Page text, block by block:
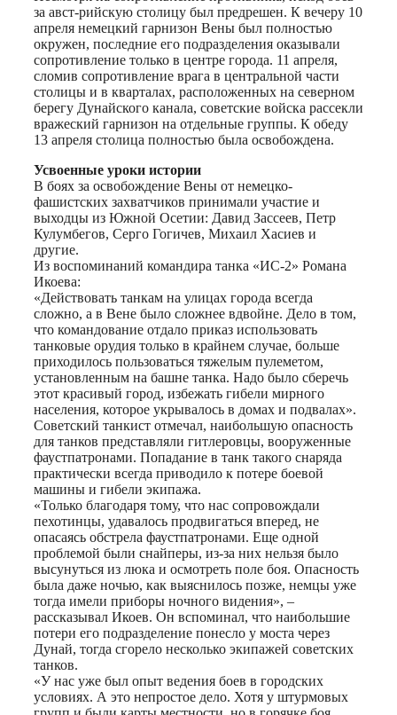
за авст-рийскую столицу был предрешен. К вечеру 10
апреля немецкий гарнизон Вены был полностью
окружен, последние его подразделения оказывали
сопротивление только в центре города. 11 апреля,
сломив сопротивление врага в центральной части
столицы и в кварталах, расположенных на северном
берегу Дунайского канала, советские войска рассекли
вражеский гарнизон на отдельные группы. К обеду
13 апреля столица полностью была освобождена.
Усвоенные уроки истории
В боях за освобождение Вены от немецко-
фашистских захватчиков принимали участие и
выходцы из Южной Осетии: Давид Зассеев, Петр
Кулумбегов, Серго Гогичев, Михаил Хасиев и
другие.
Из воспоминаний командира танка «ИС-2» Романа
Икоева:
«Действовать танкам на улицах города всегда
сложно, а в Вене было сложнее вдвойне. Дело в том,
что командование отдало приказ использовать
танковые орудия только в крайнем случае, больше
приходилось пользоваться тяжелым пулеметом,
установленным на башне танка. Надо было сберечь
этот красивый город, избежать гибели мирного
населения, которое укрывалось в домах и подвалах».
Советский танкист отмечал, наибольшую опасность
для танков представляли гитлеровцы, вооруженные
фаустпатронами. Попадание в танк такого снаряда
практически всегда приводило к потере боевой
машины и гибели экипажа.
«Только благодаря тому, что нас сопровождали
пехотинцы, удавалось продвигаться вперед, не
опасаясь обстрела фаустпатронами. Еще одной
проблемой были снайперы, из-за них нельзя было
высунуться из люка и осмотреть поле боя. Опасность
была даже ночью, как выяснилось позже, немцы уже
тогда имели приборы ночного видения», –
рассказывал Икоев. Он вспоминал, что наибольшие
потери его подразделение понесло у моста через
Дунай, тогда сгорело несколько экипажей советских
танков.
«У нас уже был опыт ведения боев в городских
условиях. А это непростое дело. Хотя у штурмовых